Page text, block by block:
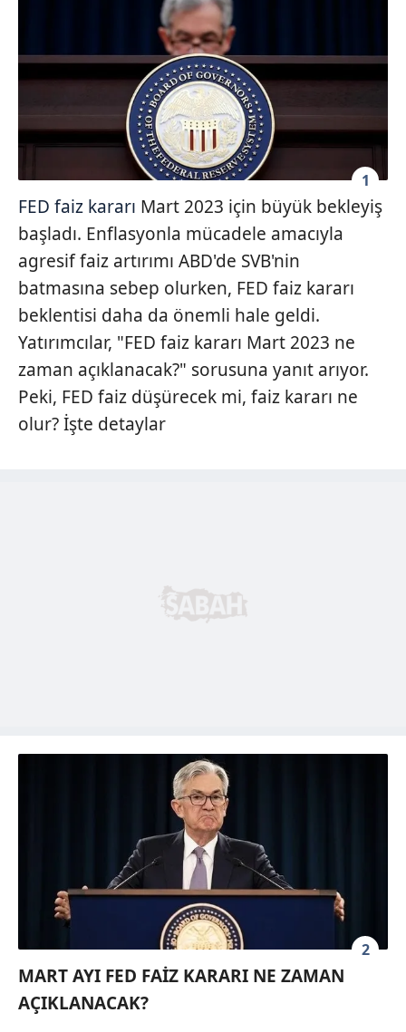
1
FED faiz kararı Mart 2023 için büyük bekleyiş
başladı. Enflasyonla mücadele amacıyla
agresif faiz artırımı ABD'de SVB'nin
batmasına sebep olurken, FED faiz kararı
beklentisi daha da önemli hale geldi.
Yatırımcılar, "FED faiz kararı Mart 2023 ne
zaman açıklanacak?" sorusuna yanıt arıyor.
Peki, FED faiz düşürecek mi, faiz kararı ne
olur? İşte detaylar
2
MART AYI FED FAİZ KARARI NE ZAMAN
AÇIKLANACAK?